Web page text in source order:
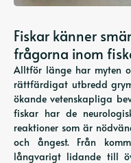
Fiskar känner
frågorna inom
Alltför länge har myten
rättfärdigat utbredd
ökande vetenskapliga
fiskar har de
reaktioner som är
och ångest. Från
långvarigt lidande till